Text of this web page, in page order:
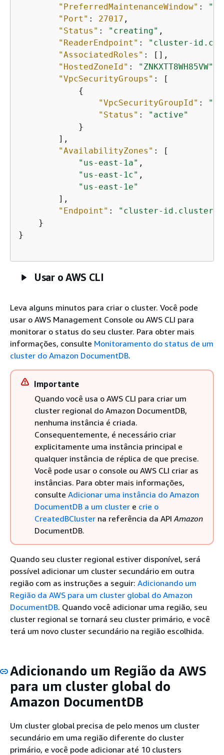
"PreferredMaintenanceWindow" :
"Port" : 27017 ,
"Status" : "creating" ,
"ReaderEndpoint" :
"cluster-
"AssociatedRoles" : [],
"HostedZoneId" : "ZNKXTT8WH85VW"
"VpcSecurityGroups" : [
{
"VpcSecurityGroupId" :
"Status" :
"active"
            }
        ],
"AvailabilityZones" : [
"us-east-1a" ,
"us-east-1c" ,
"us-east-1e"
        ],
"Endpoint" :
"cluster-id.cluster-
    }
}
Usar o AWS CLI
Leva alguns minutos para criar o cluster. Você pode
usar o AWS Management Console ou AWS CLI para
monitorar o status do seu cluster. Para obter mais
informações, consulte Monitoramento do status de um
cluster do Amazon DocumentDB.
Importante
Quando você usa o AWS CLI para criar um
cluster regional do Amazon DocumentDB,
nenhuma instância é criada.
Consequentemente, é necessário criar
explicitamente uma instância principal e
qualquer instância de réplica de que precise.
Você pode usar o console ou AWS CLI criar as
instâncias. Para obter mais informações,
consulte Adicionar uma instância do Amazon
DocumentDB a um cluster e crie o
CreatedBCluster na referência da APIAmazon
DocumentDB.
Quando seu cluster regional estiver disponível, será
possível adicionar um cluster secundário em outra
região com as instruções a seguir: Adicionando um
Região da AWS para um cluster global do Amazon
DocumentDB. Quando você adicionar uma região, seu
cluster regional se tornará seu cluster primário, e você
terá um novo cluster secundário na região escolhida.
Adicionando um Região da AWS
para um cluster global do
Amazon DocumentDB
Um cluster global precisa de pelo menos um cluster
secundário em uma região diferente do cluster
primário, e você pode adicionar até 10 clusters